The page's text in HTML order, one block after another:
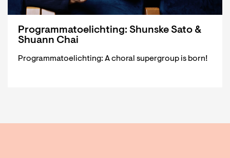
Programmatoelichting: Shunske Sato &
Shuann Chai
Programmatoelichting: A choral supergroup is born!